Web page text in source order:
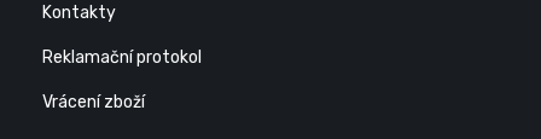
Kontakty
Reklamační protokol
Vrácení zboží